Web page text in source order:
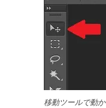
移動ツールで動か